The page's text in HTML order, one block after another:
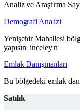
Analiz ve Araştırma
Demografi Analizi
Yenişehir Mahallesi
yapısını inceleyin
Emlak Danışmanları
Bu bölgedeki emlak
Satılık